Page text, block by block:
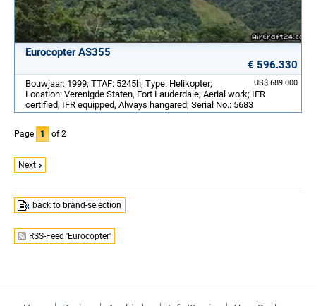
Eurocopter AS355
€ 596.330
US$ 689.000
Bouwjaar: 1999; TTAF: 5245h; Type: Helikopter;
Location: Verenigde Staten, Fort Lauderdale; Aerial work; IFR
certified, IFR equipped, Always hangared; Serial No.: 5683
Page 1 of 2
Next
back to brand-selection
RSS-Feed 'Eurocopter'